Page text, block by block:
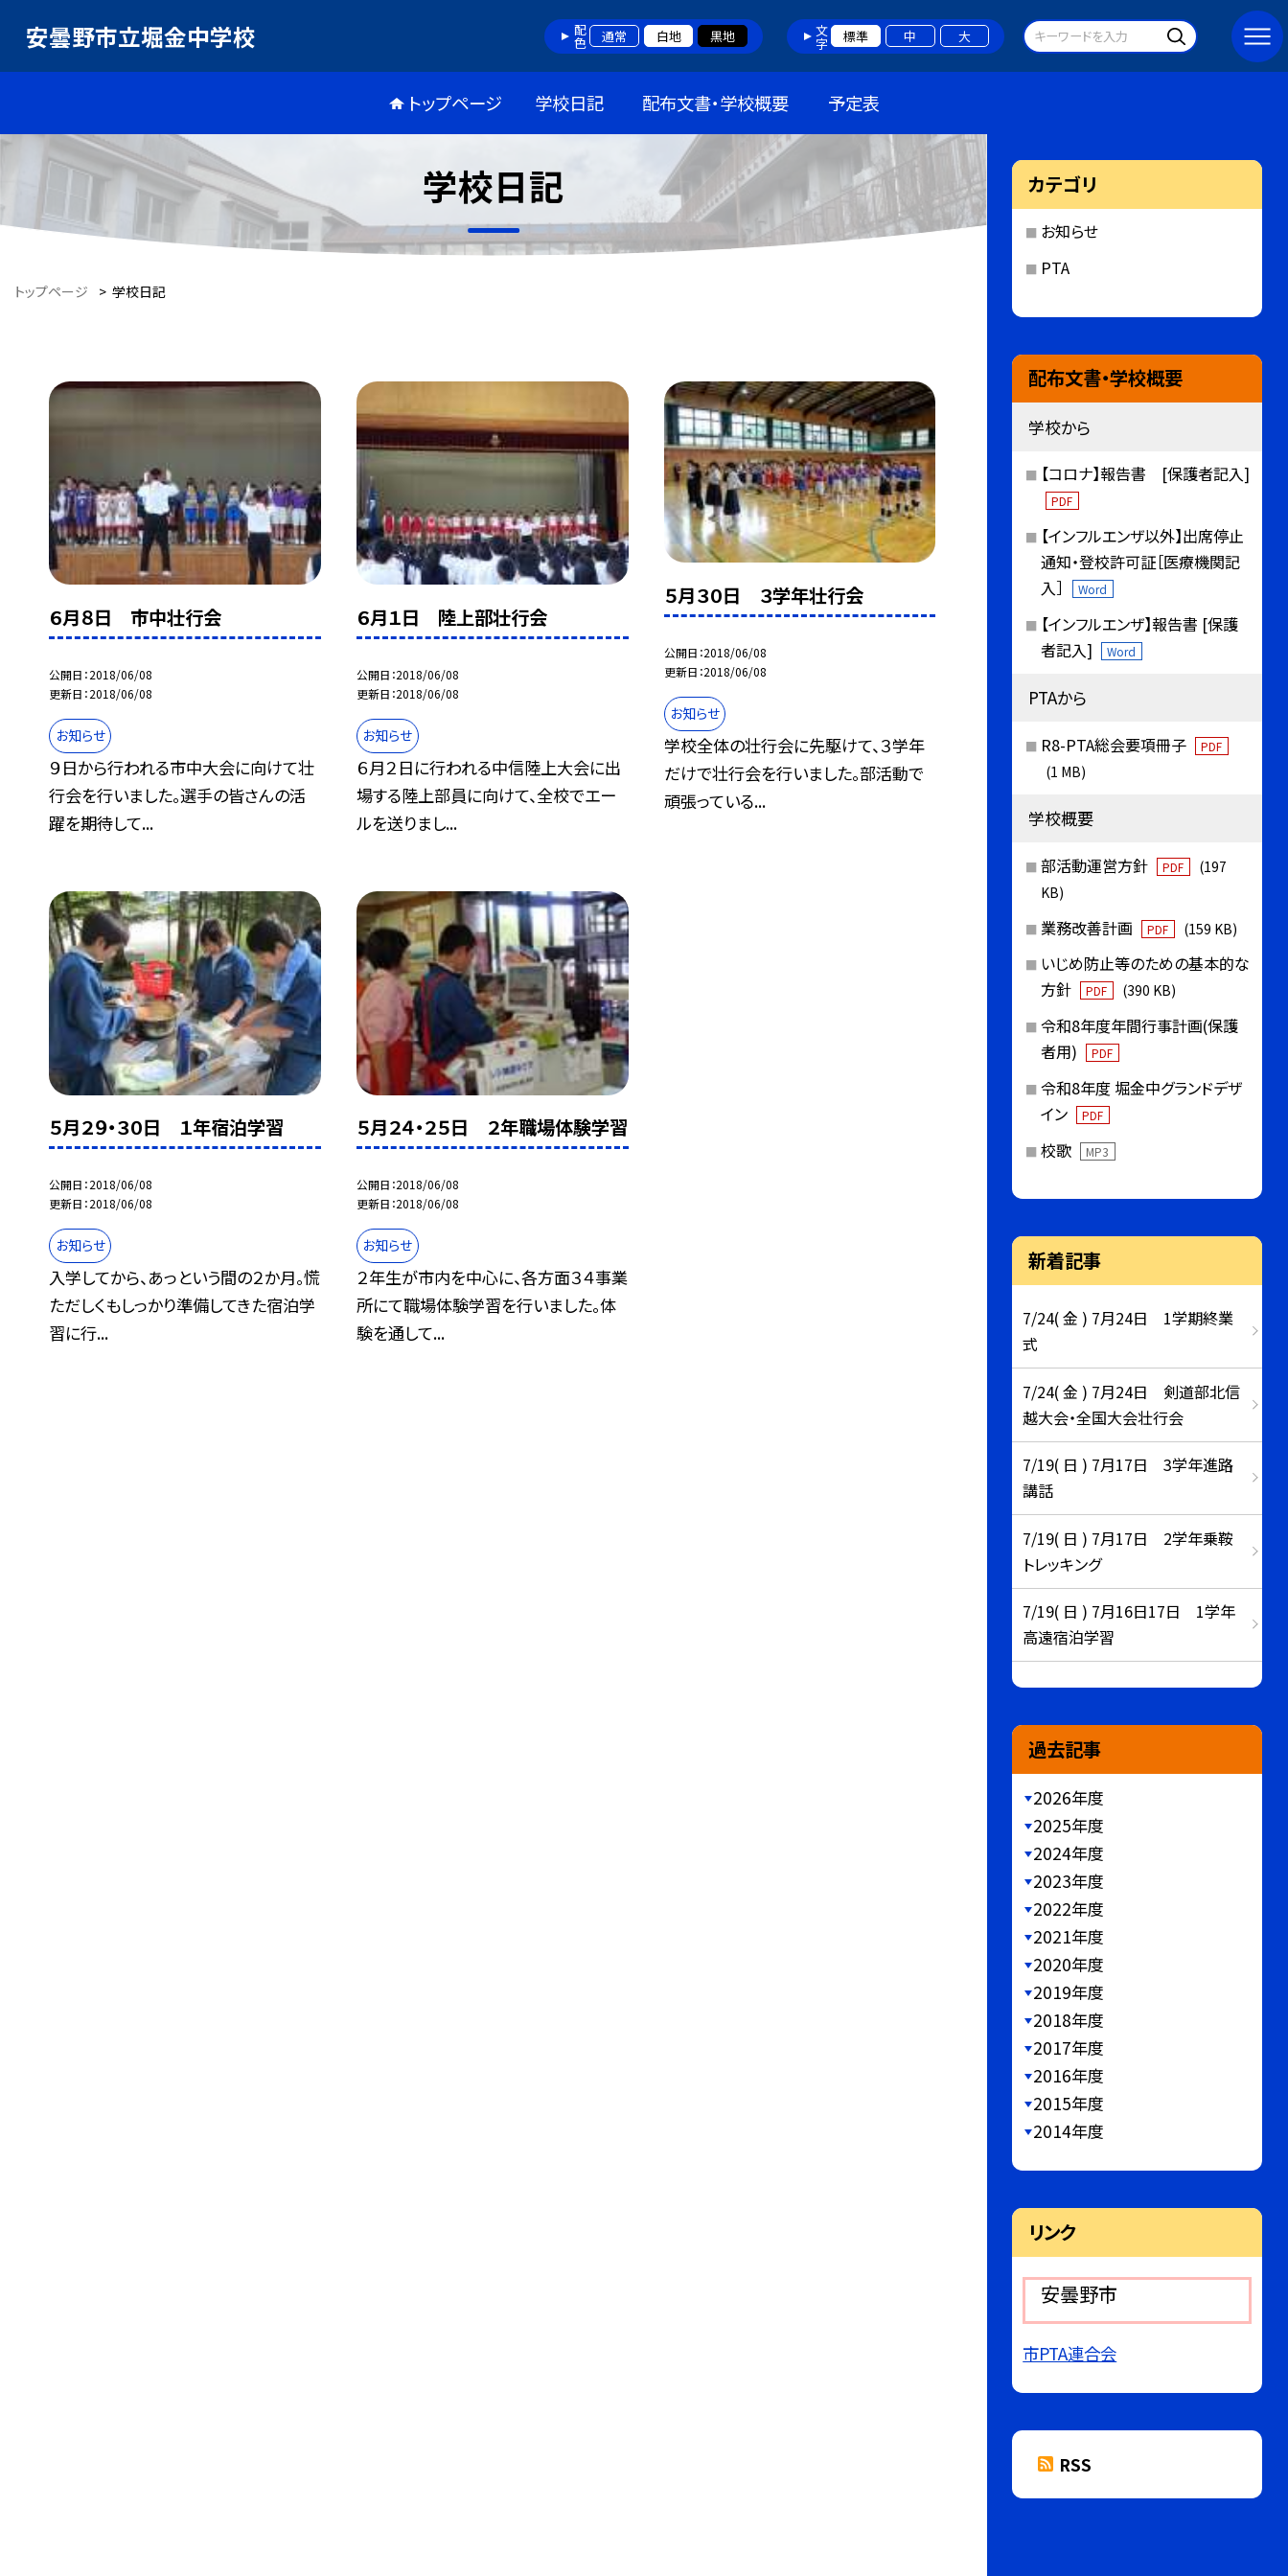
安曇野市立堀金中学校 配色 通常 白地 黒地 文字 標準 中 大
トップページ 学校日記 配布文書・学校概要 予定表
学校日記
トップページ > 学校日記
６月８日 市中壮行会
公開日 2018/06/08
更新日 2018/06/08
お知らせ
９日から行われる市中大会に向けて壮
行会を行いました。選手の皆さんの活
躍を期待して...
６月１日 陸上部壮行会
公開日 2018/06/08
更新日 2018/06/08
お知らせ
６月２日に行われる中信陸上大会に出
場する陸上部員に向けて、全校でエー
ルを送りまし...
５月３０日 ３学年壮行会
公開日 2018/06/08
更新日 2018/06/08
お知らせ
学校全体の壮行会に先駆けて、３学年
だけで壮行会を行いました。部活動で
頑張っている...
５月２９・３０日 １年宿泊学習
公開日 2018/06/08
更新日 2018/06/08
お知らせ
入学してから、あっという間の２か月。慌
ただしくもしっかり準備してきた宿泊学
習に行...
５月２４・２５日 ２年職場体験学習
公開日 2018/06/08
更新日 2018/06/08
お知らせ
２年生が市内を中心に、各方面３４事業
所にて職場体験学習を行いました。体
験を通して...
カテゴリ
お知らせ
PTA
配布文書・学校概要
学校から
【コロナ】報告書 [保護者記入]
PDF
【インフルエンザ以外】出席停止
通知・登校許可証［医療機関記
入］
Word
【インフルエンザ】報告書 [保護
者記入]
Word
PTAから
R8-PTA総会要項冊子 PDF
(1 MB)
学校概要
部活動運営方針 PDF
(197
KB)
業務改善計画 PDF (159 KB)
いじめ防止等のための基本的な
方針
PDF (390 KB)
令和8年度年間行事計画(保護
者用)
PDF
令和8年度 堀金中グランドデザ
イン
PDF
校歌 MP3
新着記事
7/24( 金 ) 7月24日 1学期終業
式
7/24( 金 ) 7月24日 剣道部北信
越大会・全国大会壮行会
7/19( 日 ) 7月17日 3学年進路
講話
7/19( 日 ) 7月17日 2学年乗鞍
トレッキング
7/19( 日 ) 7月16日17日 1学年
高遠宿泊学習
過去記事
2026年度
2025年度
2024年度
2023年度
2022年度
2021年度
2020年度
2019年度
2018年度
2017年度
2016年度
2015年度
2014年度
リンク
安曇野市
市PTA連合会
RSS